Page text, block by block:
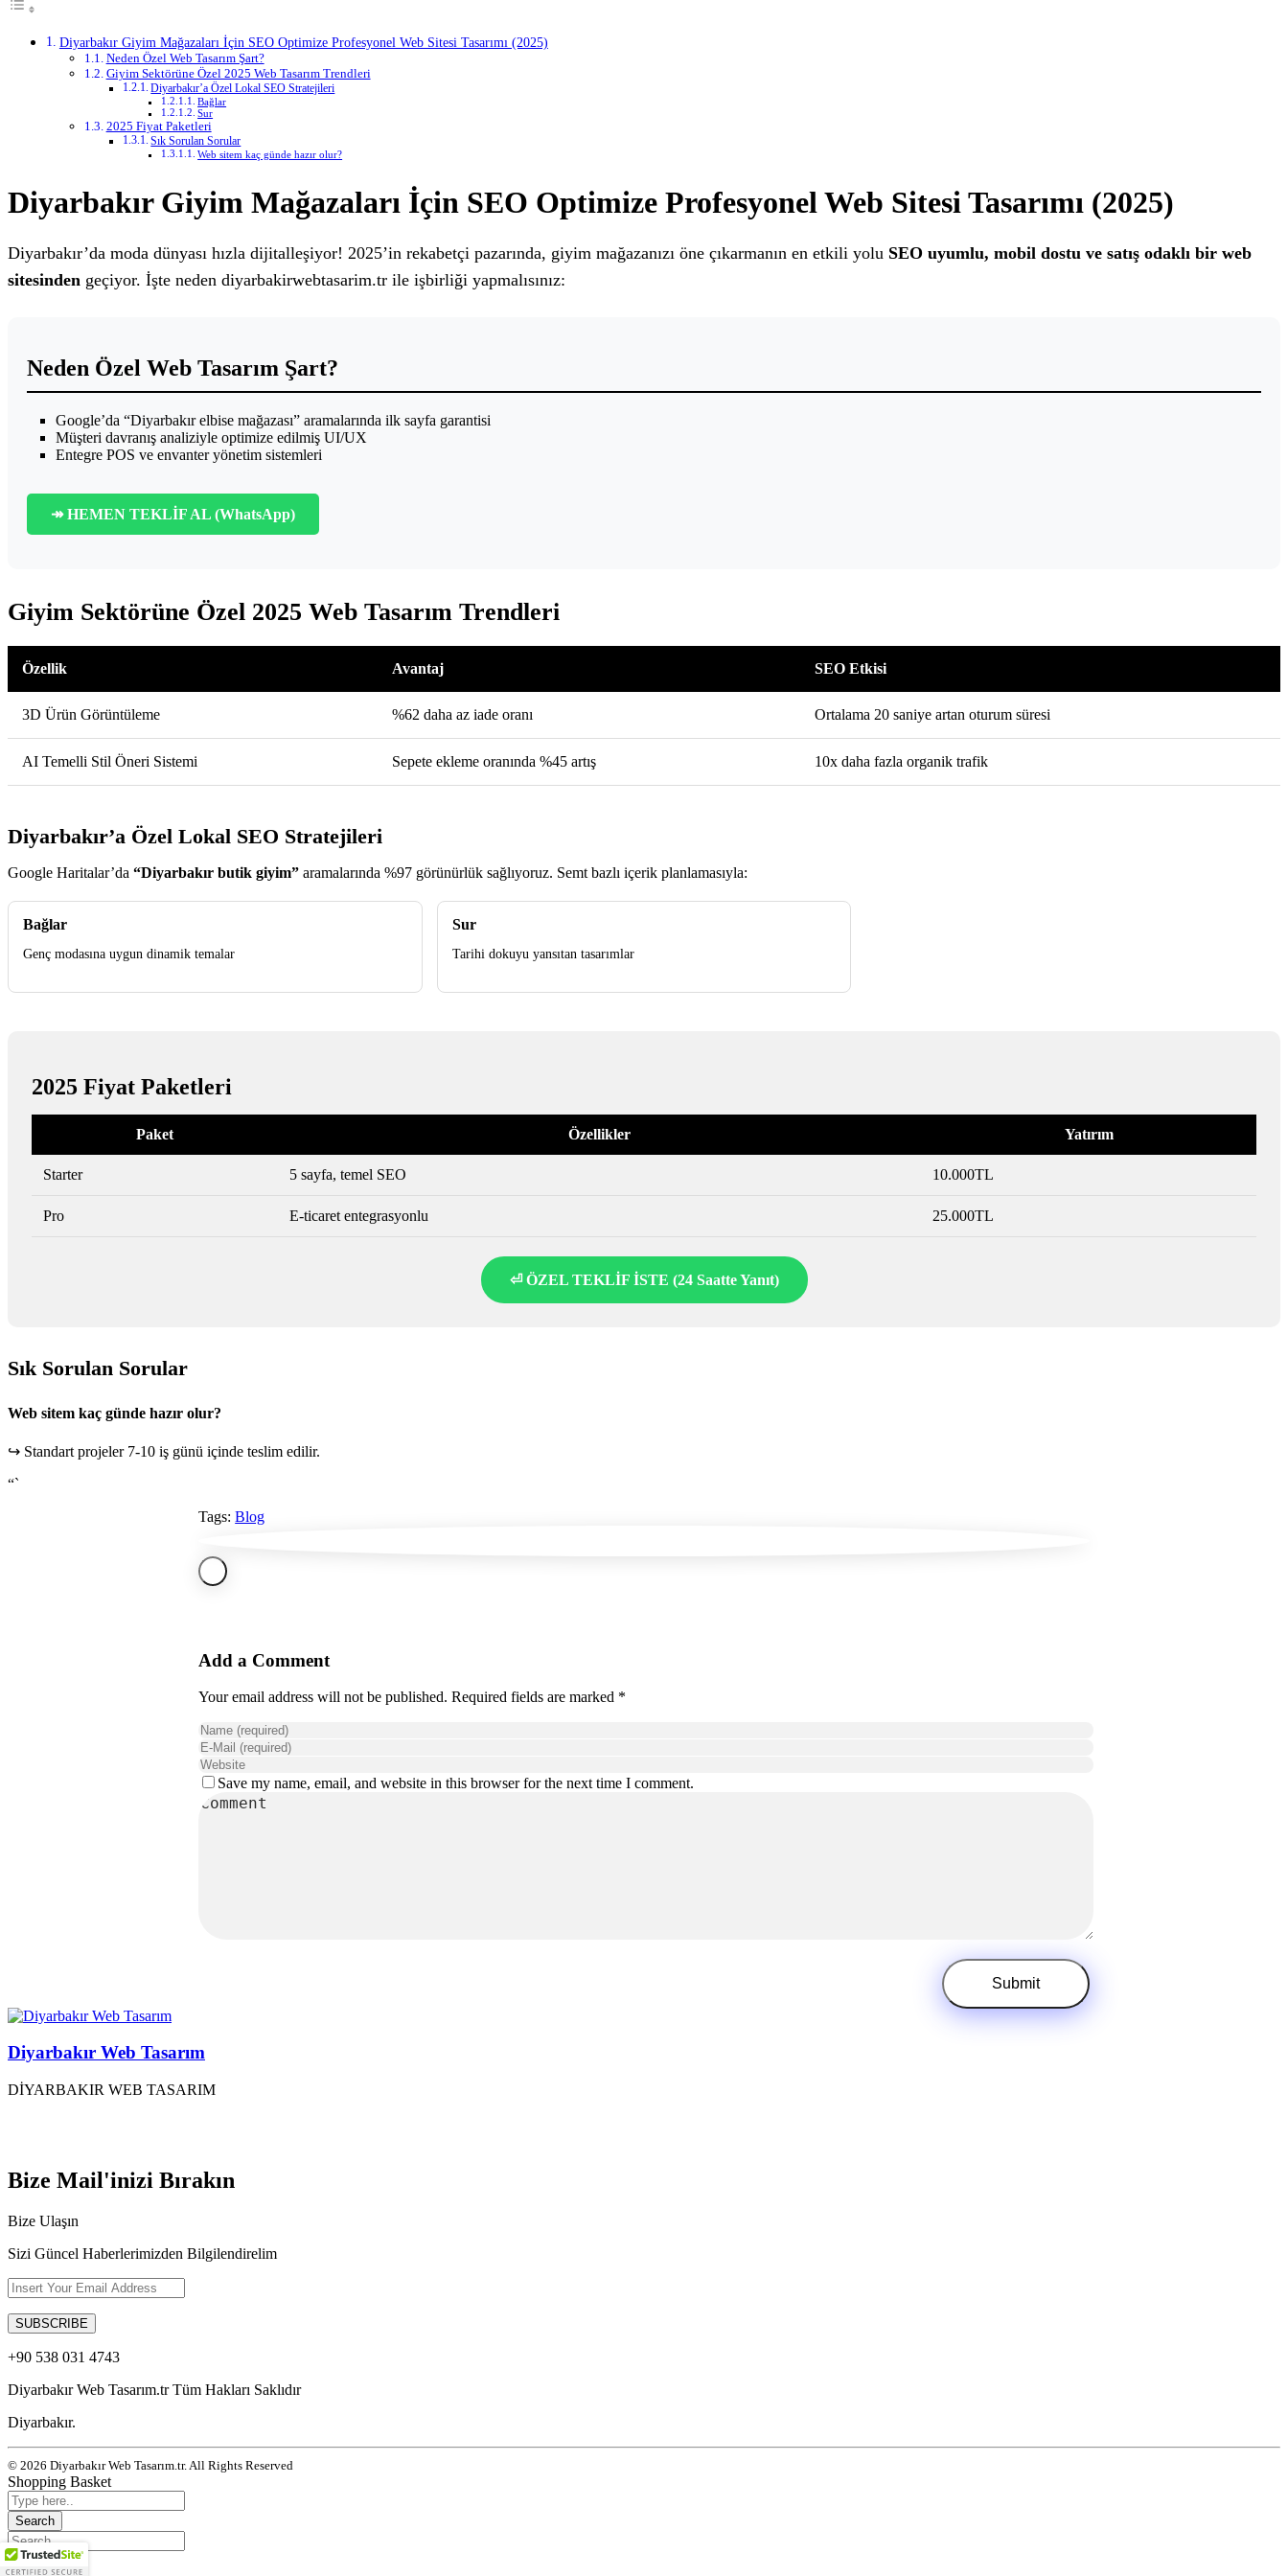
Diyarbakır Giyim Mağazaları İçin SEO Optimize Profesyonel Web Sitesi Tasarımı (2025)
Neden Özel Web Tasarım Şart?
Giyim Sektörüne Özel 2025 Web Tasarım Trendleri
Diyarbakır’a Özel Lokal SEO Stratejileri
Bağlar
Sur
2025 Fiyat Paketleri
Sık Sorulan Sorular
Web sitem kaç günde hazır olur?
Diyarbakır Giyim Mağazaları İçin SEO Optimize Profesyonel Web Sitesi Tasarımı (2025)
Diyarbakır’da moda dünyası hızla dijitalleşiyor! 2025’in rekabetçi pazarında, giyim mağazanızı öne çıkarmanın en etkili yolu SEO uyumlu, mobil dostu ve satış odaklı bir web
sitesinden geçiyor. İşte neden diyarbakirwebtasarim.tr ile işbirliği yapmalısınız:
Neden Özel Web Tasarım Şart?
Google’da “Diyarbakır elbise mağazası” aramalarında ilk sayfa garantisi
Müşteri davranış analiziyle optimize edilmiş UI/UX
Entegre POS ve envanter yönetim sistemleri
↠ HEMEN TEKLİF AL (WhatsApp)
Giyim Sektörüne Özel 2025 Web Tasarım Trendleri
Özellik Avantaj SEO Etkisi
3D Ürün Görüntüleme %62 daha az iade oranı Ortalama 20 saniye artan oturum süresi
AI Temelli Stil Öneri Sistemi Sepete ekleme oranında %45 artış 10x daha fazla organik trafik
Diyarbakır’a Özel Lokal SEO Stratejileri
Google Haritalar’da “Diyarbakır butik giyim” aramalarında %97 görünürlük sağlıyoruz. Semt bazlı içerik planlamasıyla:
Bağlar
Genç modasına uygun dinamik temalar
Sur
Tarihi dokuyu yansıtan tasarımlar
2025 Fiyat Paketleri
Paket Özellikler Yatırım
Starter 5 sayfa, temel SEO 10.000TL
Pro E-ticaret entegrasyonlu 25.000TL
⏎ ÖZEL TEKLİF İSTE (24 Saatte Yanıt)
Sık Sorulan Sorular
Web sitem kaç günde hazır olur?
↪ Standart projeler 7-10 iş günü içinde teslim edilir.
“`
Tags:Blog
Add a Comment
Your email address will not be published. Required fields are marked *
Save my name, email, and website in this browser for the next time I comment.
Diyarbakır Web Tasarım
DİYARBAKIR WEB TASARIM
Bize Mail'inizi Bırakın
Bize Ulaşın
Sizi Güncel Haberlerimizden Bilgilendirelim
+90 538 031 4743
Diyarbakır Web Tasarım.tr Tüm Hakları Saklıdır
Diyarbakır.
© 2026 Diyarbakır Web Tasarım.tr. All Rights Reserved
Shopping Basket